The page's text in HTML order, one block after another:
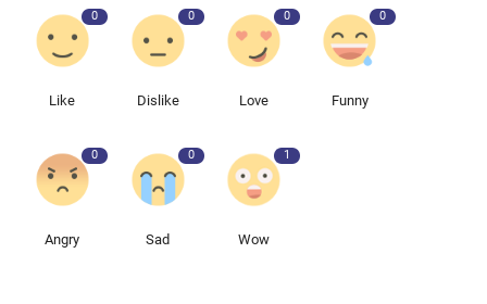
0
Like
0
Dislike
0
Love
0
Funny
0
Angry
0
Sad
1
Wow